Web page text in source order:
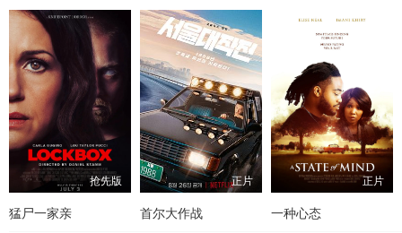
抢先版
猛尸一家亲
正片
首尔大作战
正片
一种心态